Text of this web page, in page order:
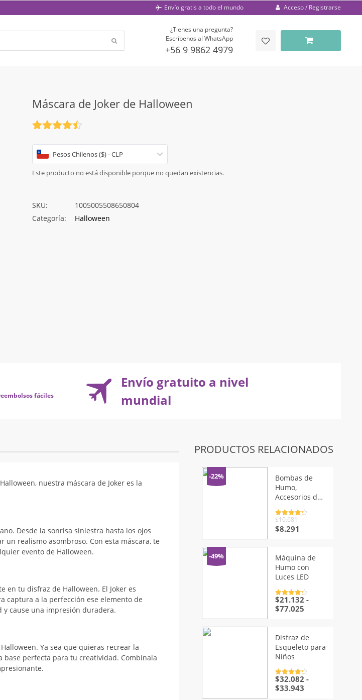
Envío gratis a todo el mundo Acceso / Registrarse
¿Tienes una pregunta?
Escríbenos al WhatsApp
+56 9 9862 4979
Máscara de Joker de Halloween
con4.5
de 5 Pesos Chilenos ($) - CLP
Este producto no está disponible porque no quedan existencias.
SKU:
1005005508650804
Categoría:
Halloween
fáciles
Envío gratuito a nivel
mundial
nuestra máscara de Joker es la
Desde la sonrisa siniestra hasta los ojos
realismo asombroso. Con esta máscara, te
evento de Halloween.
en tu disfraz de Halloween. El Joker es
captura a la perfección ese elemento de
cause una impresión duradera.
Ya sea que quieras recrear la
base perfecta para tu creatividad. Combínala
PRODUCTOS RELACIONADOS
-22%
Bombas de
Humo,
Accesorios de
unidades/lote
Valorado
con
5
$10.681
El
era:
$10.681.
$8.291
es:
$8.291.
-49%
Máquina de
Humo con
Luces LED
Valorado
con4.5de
5
$21.132 -
$77.025Rango
desde
$21.132
hasta
Disfraz de
Esqueleto para
Niños
Valorado
con4.5de
5
$32.082 -
$33.943Rango